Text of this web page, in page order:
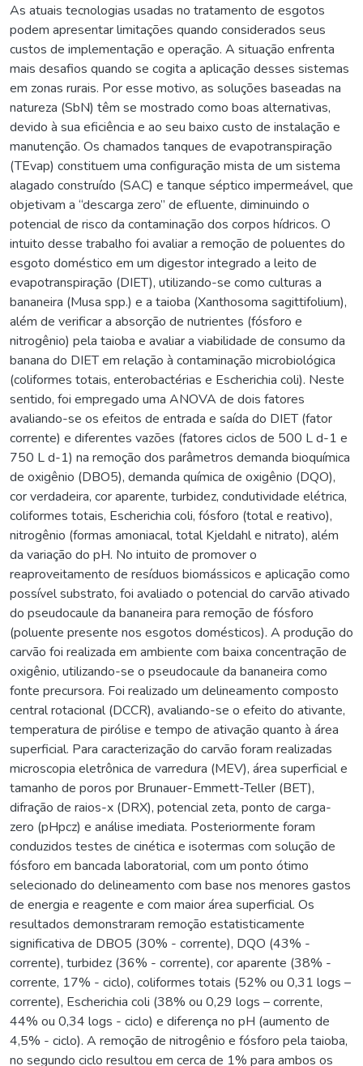
As atuais tecnologias usadas no tratamento de esgotos
podem apresentar limitações quando considerados seus
custos de implementação e operação. A situação enfrenta
mais desafios quando se cogita a aplicação desses sistemas
em zonas rurais. Por esse motivo, as soluções baseadas na
natureza (SbN) têm se mostrado como boas alternativas,
devido à sua eficiência e ao seu baixo custo de instalação e
manutenção. Os chamados tanques de evapotranspiração
(TEvap) constituem uma configuração mista de um sistema
alagado construído (SAC) e tanque séptico impermeável, que
objetivam a “descarga zero” de efluente, diminuindo o
potencial de risco da contaminação dos corpos hídricos. O
intuito desse trabalho foi avaliar a remoção de poluentes do
esgoto doméstico em um digestor integrado a leito de
evapotranspiração (DIET), utilizando-se como culturas a
bananeira (Musa spp.) e a taioba (Xanthosoma sagittifolium),
além de verificar a absorção de nutrientes (fósforo e
nitrogênio) pela taioba e avaliar a viabilidade de consumo da
banana do DIET em relação à contaminação microbiológica
(coliformes totais, enterobactérias e Escherichia coli). Neste
sentido, foi empregado uma ANOVA de dois fatores
avaliando-se os efeitos de entrada e saída do DIET (fator
corrente) e diferentes vazões (fatores ciclos de 500 L d-1 e
750 L d-1) na remoção dos parâmetros demanda bioquímica
de oxigênio (DBO5), demanda química de oxigênio (DQO),
cor verdadeira, cor aparente, turbidez, condutividade elétrica,
coliformes totais, Escherichia coli, fósforo (total e reativo),
nitrogênio (formas amoniacal, total Kjeldahl e nitrato), além
da variação do pH. No intuito de promover o
reaproveitamento de resíduos biomássicos e aplicação como
possível substrato, foi avaliado o potencial do carvão ativado
do pseudocaule da bananeira para remoção de fósforo
(poluente presente nos esgotos domésticos). A produção do
carvão foi realizada em ambiente com baixa concentração de
oxigênio, utilizando-se o pseudocaule da bananeira como
fonte precursora. Foi realizado um delineamento composto
central rotacional (DCCR), avaliando-se o efeito do ativante,
temperatura de pirólise e tempo de ativação quanto à área
superficial. Para caracterização do carvão foram realizadas
microscopia eletrônica de varredura (MEV), área superficial e
tamanho de poros por Brunauer-Emmett-Teller (BET),
difração de raios-x (DRX), potencial zeta, ponto de carga-
zero (pHpcz) e análise imediata. Posteriormente foram
conduzidos testes de cinética e isotermas com solução de
fósforo em bancada laboratorial, com um ponto ótimo
selecionado do delineamento com base nos menores gastos
de energia e reagente e com maior área superficial. Os
resultados demonstraram remoção estatisticamente
significativa de DBO5 (30% - corrente), DQO (43% -
corrente), turbidez (36% - corrente), cor aparente (38% -
corrente, 17% - ciclo), coliformes totais (52% ou 0,31 logs –
corrente), Escherichia coli (38% ou 0,29 logs – corrente,
44% ou 0,34 logs - ciclo) e diferença no pH (aumento de
4,5% - ciclo). A remoção de nitrogênio e fósforo pela taioba,
no segundo ciclo resultou em cerca de 1% para ambos os